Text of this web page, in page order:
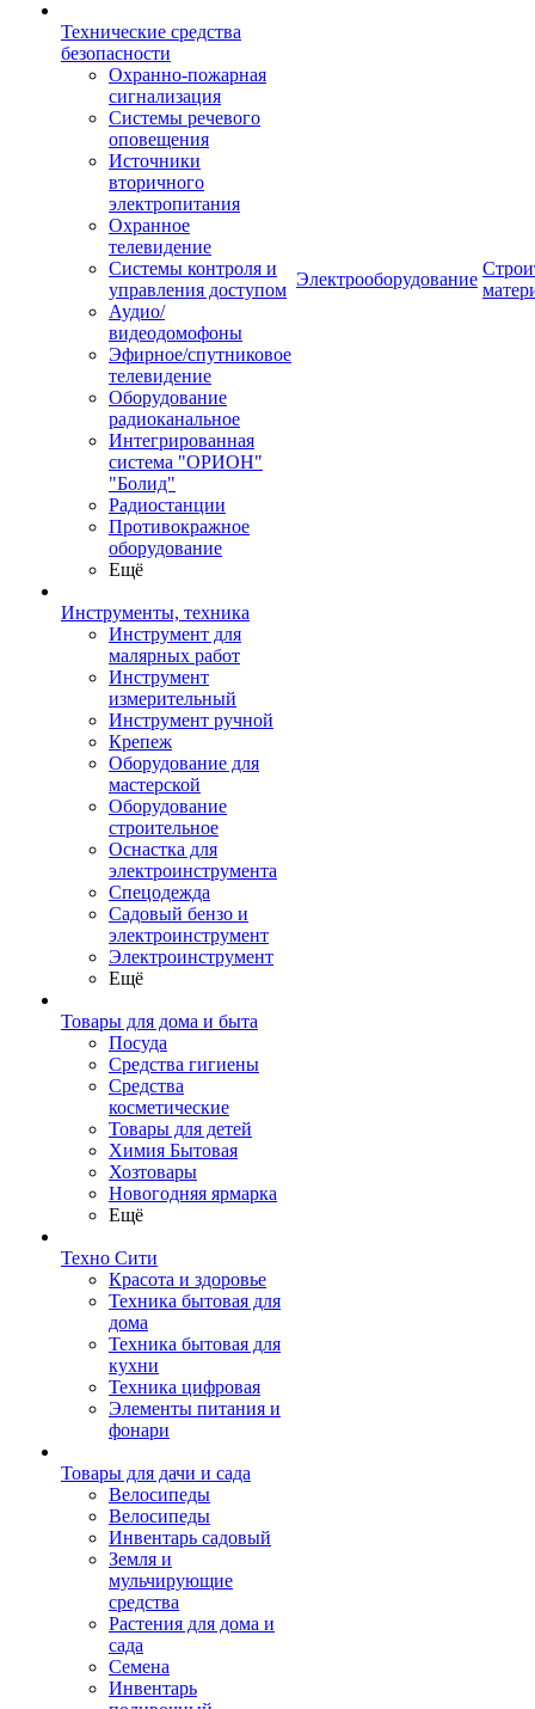
Технические средства
безопасности
Охранно-пожарная
сигнализация
Системы речевого
оповещения
Источники
вторичного
электропитания
Охранное
телевидение
Системы контроля и
управления доступом
Аудио/
видеодомофоны
Эфирное/спутниковое
телевидение
Оборудование
радиоканальное
Интегрированная
система "ОРИОН"
"Болид"
Радиостанции
Противокражное
оборудование
Ещё
Инструменты, техника
Инструмент для
малярных работ
Инструмент
измерительный
Инструмент ручной
Крепеж
Оборудование для
мастерской
Оборудование
строительное
Оснастка для
электроинструмента
Спецодежда
Садовый бензо и
электроинструмент
Электроинструмент
Ещё
Товары для дома и быта
Посуда
Средства гигиены
Средства
косметические
Товары для детей
Химия Бытовая
Хозтовары
Новогодняя ярмарка
Ещё
Техно Сити
Красота и здоровье
Техника бытовая для
дома
Техника бытовая для
кухни
Техника цифровая
Элементы питания и
фонари
Товары для дачи и сада
Велосипеды
Велосипеды
Инвентарь садовый
Земля и
мульчирующие
средства
Растения для дома и
сада
Семена
Инвентарь
Электрооборудование